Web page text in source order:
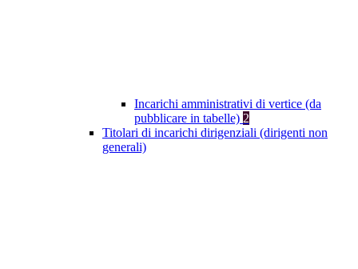
Incarichi amministrativi di vertice (da
pubblicare in tabelle) 2
Titolari di incarichi dirigenziali (dirigenti non
generali)